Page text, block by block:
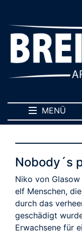
MENÜ
Nobody´s
Niko von
elf Menschen,
durch das
geschädigt
Erwachsene für